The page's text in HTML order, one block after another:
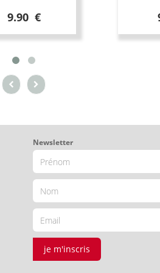
9.90 €
Newsletter
je m'inscris